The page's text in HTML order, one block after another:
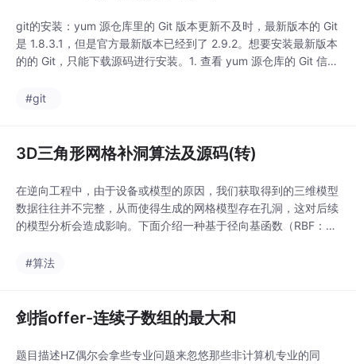
git的安装：yum 源仓库里的 Git 版本更新不及时，最新版本的 Git
是 1.8.3.1，但是官方最新版本已经到了 2.9.2。想要安装最新版本
的的 Git，只能下载源码进行安装。1. 查看 yum 源仓库的 Git 信
Git 版本才 1.8.3....
#git
3D三角形网格补洞算法及源码(转)
在逆向工程中，由于设备或模型的原因，我们获取得到的三维模型
数据往往并不完整，从而使得生成的网格模型存在孔洞，这对后续
的模型分析会造成影响。下面介绍一种基于径向基函数（RBF：Ra
界 三角网格是由一系列顶点（V）以及由这些顶点所构成的三
#算法
剑指offer-连续子数组的最大和
题目描述HZ偶尔会拿些专业问题来忽悠那些非计算机专业的同